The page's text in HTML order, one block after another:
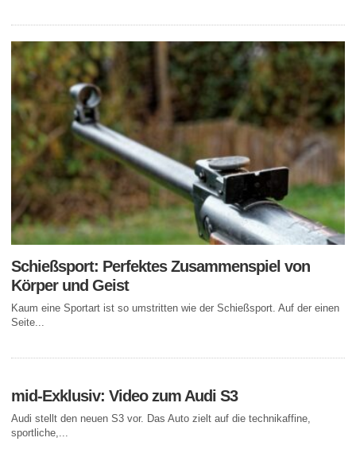
Schießsport: Perfektes Zusammenspiel von
Körper und Geist
Kaum eine Sportart ist so umstritten wie der Schießsport. Auf der einen
Seite...
mid-Exklusiv: Video zum Audi S3
Audi stellt den neuen S3 vor. Das Auto zielt auf die technikaffine,
sportliche,...